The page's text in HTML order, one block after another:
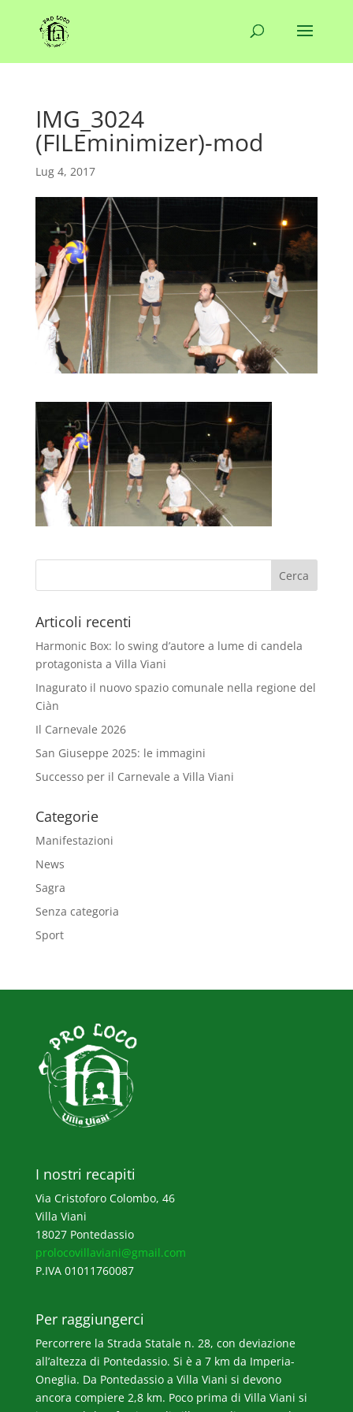
IMG_3024
(FILEminimizer)-mod
Lug 4, 2017
Articoli recenti
Harmonic Box: lo swing d’autore a lume di candela
protagonista a Villa Viani
Inagurato il nuovo spazio comunale nella regione del
Ciàn
Il Carnevale 2026
San Giuseppe 2025: le immagini
Successo per il Carnevale a Villa Viani
Categorie
Manifestazioni
News
Sagra
Senza categoria
Sport
I nostri recapiti
Via Cristoforo Colombo, 46
Villa Viani
18027 Pontedassio
prolocovillaviani@gmail.com
P.IVA 01011760087
Per raggiungerci
Percorrere la Strada Statale n. 28, con deviazione
all’altezza di Pontedassio. Si è a 7 km da Imperia-
Oneglia. Da Pontedassio a Villa Viani si devono
ancora compiere 2,8 km. Poco prima di Villa Viani si